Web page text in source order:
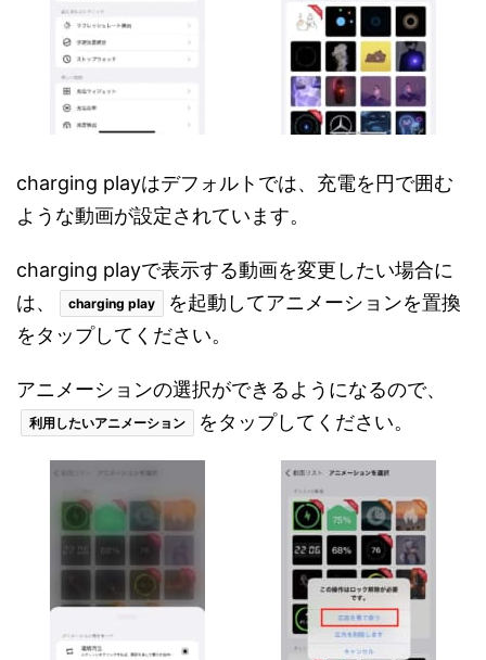
charging playはデフォルトでは、充電を円で囲む
ような動画が設定されています。
charging playで表示する動画を変更したい場合に
は、
charging play
を起動してアニメーションを置換
をタップしてください。
アニメーションの選択ができるようになるので、
利用したいアニメーション をタップしてください。